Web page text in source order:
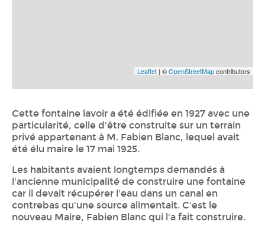
Leaflet | ©OpenStreetMapcontributors
Cette fontaine lavoir a été édifiée en 1927 avec une
particularité, celle d'être construite sur un terrain
privé appartenant à M. Fabien Blanc, lequel avait
été élu maire le 17 mai 1925.
Les habitants avaient longtemps demandés à
l'ancienne municipalité de construire une fontaine
car il devait récupérer l'eau dans un canal en
contrebas qu'une source alimentait. C'est le
nouveau Maire, Fabien Blanc qui l'a fait construire.